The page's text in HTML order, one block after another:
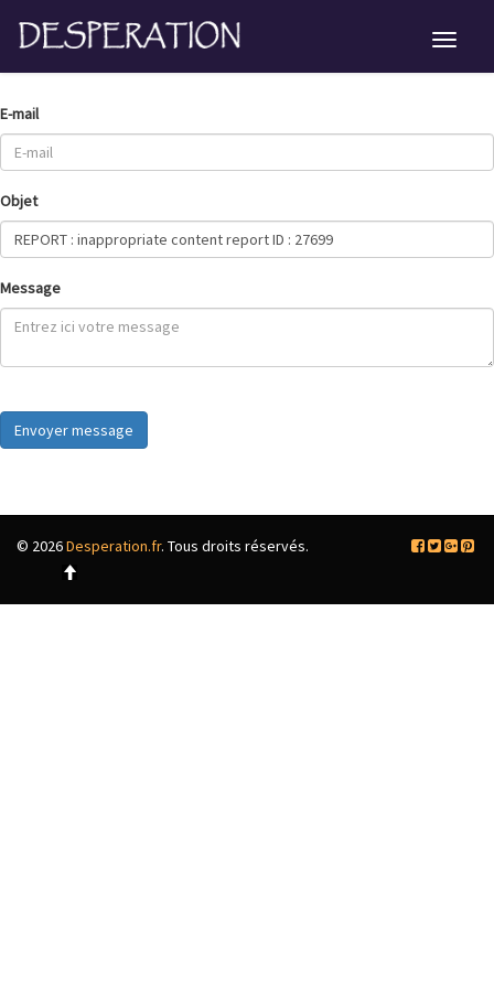
E-mail
Objet
Message
© 2026Desperation.fr. Tous droits réservés.